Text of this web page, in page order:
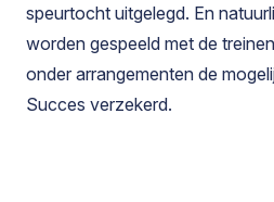
speurtocht uitgelegd. En
worden gespeeld met de
onder arrangementen de
Succes verzekerd.